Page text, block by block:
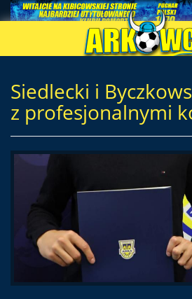
Siedlecki i
z profesjonalnymi